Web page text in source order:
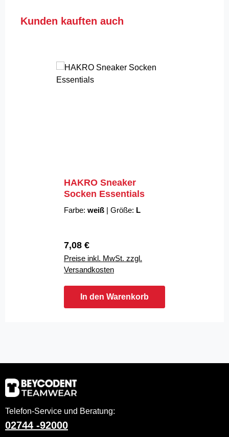
Produktgalerie überspringen
Kunden kauften auch
HAKRO Sneaker
Socken Essentials
Farbe: weiß | Größe: L
Regulärer Preis:
7,08 €
Preise inkl. MwSt. zzgl.
Versandkosten
In den Warenkorb
Telefon-Service und Beratung:
02744 -92000